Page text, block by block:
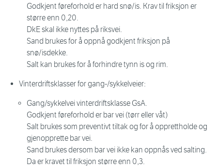
Godkjent føreforhold er hard snø/is. Krav til friksjon er
større enn 0,20.
DkE skal ikke nyttes på riksvei.
Sand brukes for å oppnå godkjent friksjon på
snø/isdekke.
Salt kan brukes for å forhindre tynn is og rim.
Vinterdriftsklasser for gang-/sykkelveier:
Gang/sykkelvei vinterdriftsklasse GsA.
Godkjent føreforhold er bar vei (tørr eller våt)
Salt brukes som preventivt tiltak og for å opprettholde og
gjenopprette bar vei.
Sand brukes dersom bar vei ikke kan oppnås ved salting.
Da er kravet til friksjon større enn 0,3.